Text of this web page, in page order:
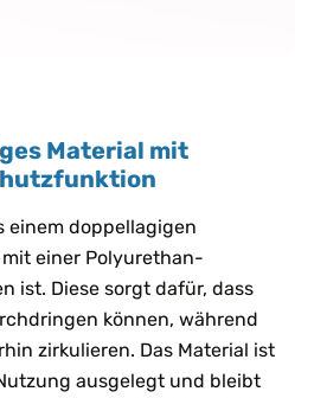
Material mit
einem doppellagigen
einer Polyurethan-
ist. Diese sorgt dafür, dass
können, während
zirkulieren. Das Material ist
ausgelegt und bleibt